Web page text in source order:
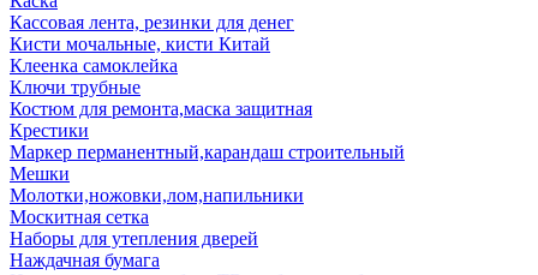
Кассовая лента, резинки для денег
Кисти мочальные, кисти Китай
Клеенка самоклейка
Ключи трубные
Костюм для ремонта,маска защитная
Крестики
Маркер перманентный,карандаш строительный
Мешки
Молотки,ножовки,лом,напильники
Москитная сетка
Наборы для утепления дверей
Наждачная бумага